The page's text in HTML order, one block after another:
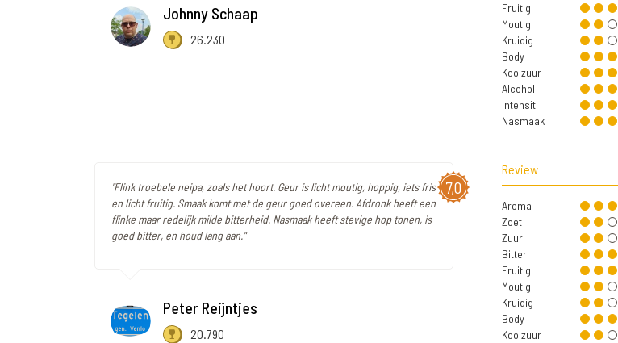
Johnny Schaap
26.230
Fruitig
Moutig
Kruidig
Body
Koolzuur
Alcohol
Intensit.
Nasmaak
7,0
"Flink troebele neipa, zoals het hoort. Geur is licht moutig, hoppig, iets fris
en licht fruitig. Smaak komt met de geur goed overeen. Afdronk heeft een
flinke maar redelijk milde bitterheid. Nasmaak heeft stevige hop tonen, is
goed bitter, en houd lang aan."
Peter Reijntjes
20.790
Review
Aroma
Zoet
Zuur
Bitter
Fruitig
Moutig
Kruidig
Body
Koolzuur